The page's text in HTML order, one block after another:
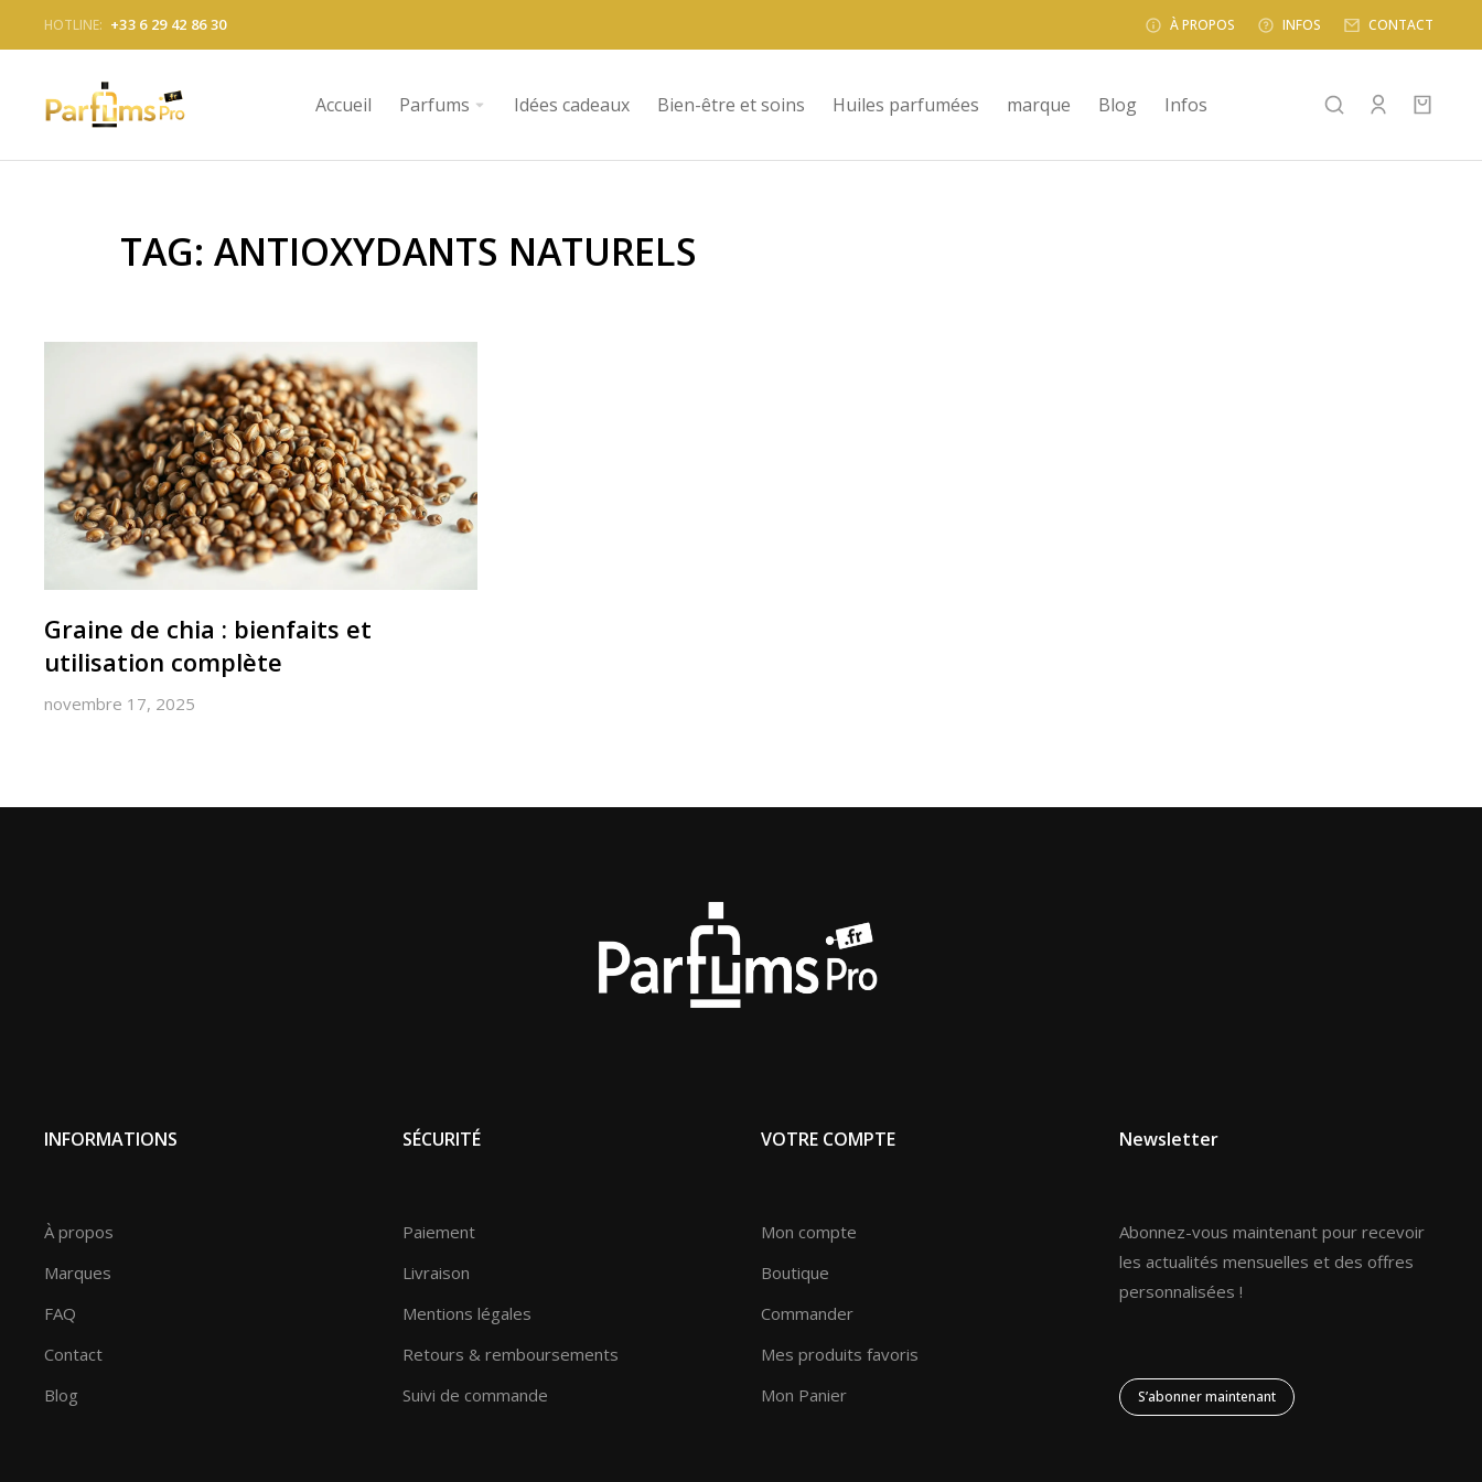
HOTLINE: +33 6 29 42 86 30 À PROPOS INFOS CONTACT
Accueil Parfums Idées cadeaux Bien-être et soins Huiles parfumées marque Blog Infos
TAG: ANTIOXYDANTS NATURELS
Graine de chia : bienfaits et
utilisation complète
novembre 17, 2025
INFORMATIONS
À propos
Marques
FAQ
Contact
Blog
SÉCURITÉ
Paiement
Livraison
Mentions légales
Retours & remboursements
Suivi de commande
VOTRE COMPTE
Mon compte
Boutique
Commander
Mes produits favoris
Mon Panier
Newsletter
Abonnez-vous maintenant pour recevoir
les actualités mensuelles et des offres
personnalisées !
S’abonner maintenant